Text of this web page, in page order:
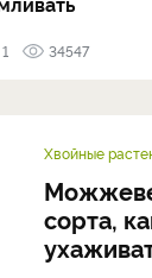
1 34547
Хвойные
сорта,